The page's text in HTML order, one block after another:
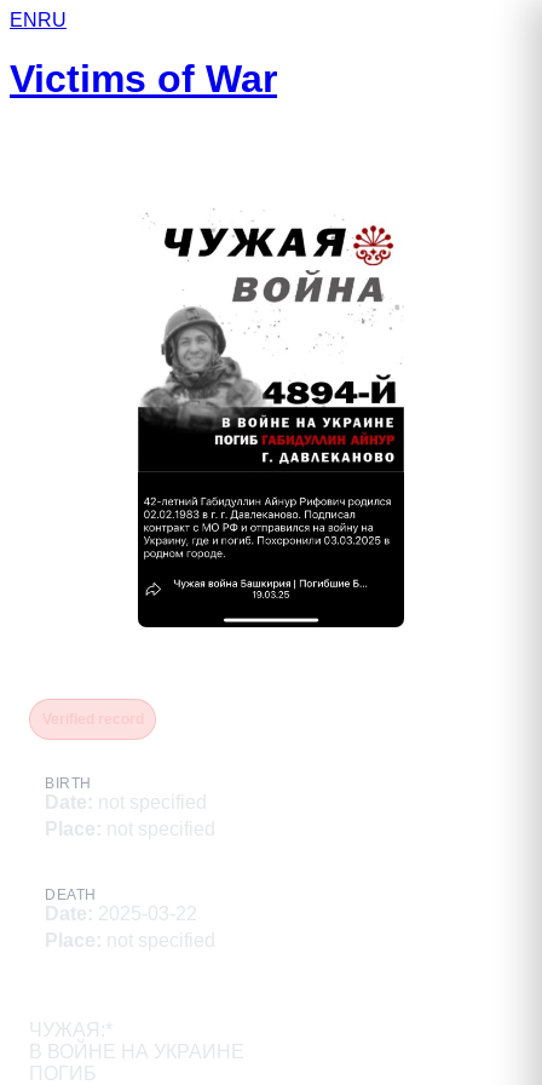
EN RU
Victims of War
BIRTH
Date: not specified
Place: not specified
DEATH
Date: 2025-03-22
Place: not specified
ЧУЖАЯ:*
В ВОЙНЕ НА УКРАИНЕ
ПОГИБ